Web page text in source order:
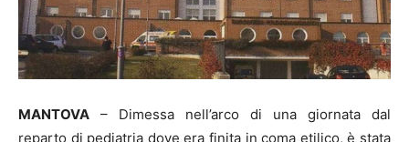
MANTOVA – Dimessa nell’arco di una giornata dal
reparto di pediatria dove era finita in coma etilico, è stata